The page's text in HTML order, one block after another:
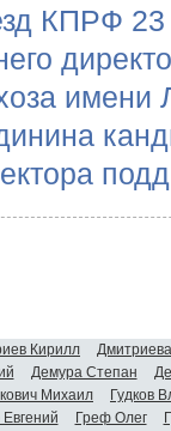
КПРФ 23
имени
Кирилл
Демура Степан
Михаил
Гудков
Греф Олег